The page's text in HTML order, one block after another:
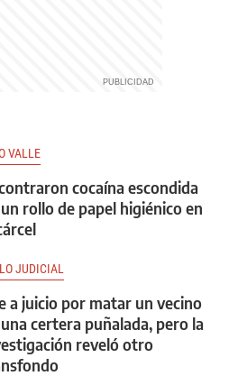
VALLE
cocaína escondida
rollo de papel higiénico en
JUDICIAL
a juicio por matar un vecino
certera puñalada, pero la
reveló otro